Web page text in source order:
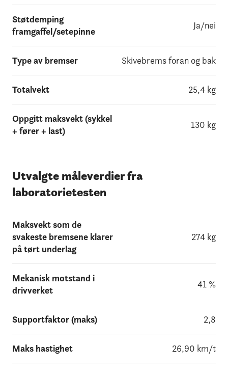
Støtdemping
framgaffel/setepinne
Ja/nei
Type av bremser Skivebrems foran og bak
Totalvekt 25,4 kg
Oppgitt maksvekt (sykkel
+ fører + last)
130 kg
Utvalgte måleverdier fra
laboratorietesten
Maksvekt som de
svakeste bremsene klarer
på tørt underlag
274 kg
Mekanisk motstand i
drivverket
41 %
Supportfaktor (maks) 2,8
Maks hastighet 26,90 km/t